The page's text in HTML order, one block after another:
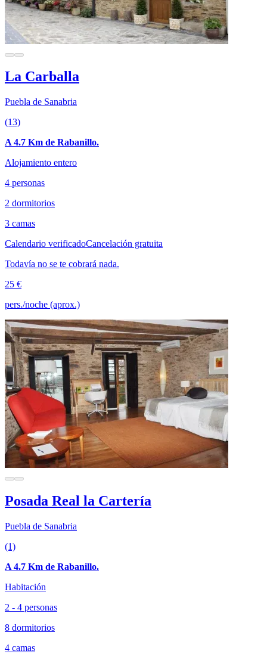
La Carballa
Puebla de Sanabria
(13)
A 4.7 Km de Rabanillo.
Alojamiento entero
4 personas
2 dormitorios
3 camas
Calendario verificadoCancelación gratuita
Todavía no se te cobrará nada.
25 €
pers./noche (aprox.)
Posada Real la Cartería
Puebla de Sanabria
(1)
A 4.7 Km de Rabanillo.
Habitación
2 - 4 personas
8 dormitorios
4 camas